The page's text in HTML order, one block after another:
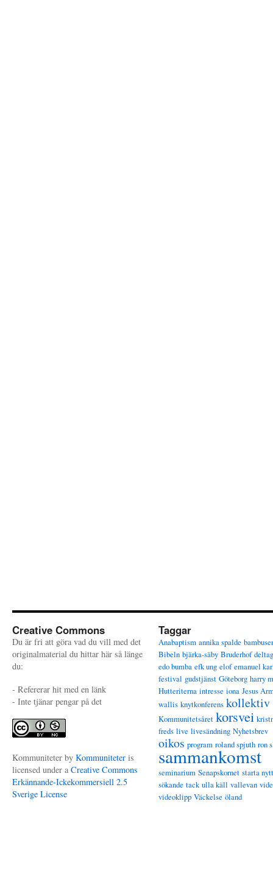
Creative Commons
Du är fri att göra vad du vill med det
originalmaterial du hittar här så länge
du:
- Refererar hit med en länk
- Inte tjänar pengar på det
Kommuniteter by Kommuniteter is
licensed under a Creative Commons
Erkännande-Ickekommersiell 2.5
Sverige License
Taggar
Anabaptism annika spalde bambuser
Bibeln bjärka-säby Bruderhof
edo bumba efk ung elof emanuel
festival gudstjänst Göteborg harry
Hutteriterna intresse iona Jesus
wallis knytkonferens kollektiv
Kommunitetsåret korsvei
freds live livesändning Nyhetsbrev
oikos program roland spjuth ron
sammankomst
seminarium Senapskornet starta nytt
sökande tack ulla käll vallevan
videoklipp Väckelse öland